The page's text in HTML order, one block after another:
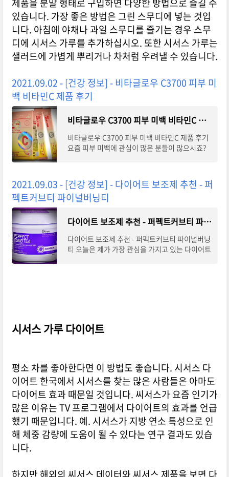
제품을 분말 형태로 구입하면 다양한 방법으로 즐길 수
있습니다. 가장 좋은 방법은 그린 스무디에 넣는 것입
니다. 아침에 야채나 과일 스무디를 즐기는 경우 스무
디에 시서스 가루를 추가하십시오. 또한 시서스 가루는
샐러드에 가볍게 뿌리거나 차처럼 우려낼 수 있습니다.
2021.09.02 - [건강 정보] - 비타글로우 C3700 피부 미
백 비타민C 제품 후기
비타글로우 C3700 피부 미백 비타민C 제품 후기
비타글로우 C3700 피부 미백 비타민C 제품 후기
요즘 피부 미백에 관심이 많은 분들이 많으시죠?
2021.09.03 - [건강 정보] - 다이어트 보조제 추천 - 퍼
펙트커브티 파이널버닝티
다이어트 보조제 추천 - 퍼펙트커브티 파이널버닝티
다이어트 보조제 추천 - 퍼펙트커브티 파이널버닝
티 오늘은 제가 가장 관심을 가지고 있는 다이어트
시서스 가루 다이어트
평소 차를 좋아한다면 이 방법도 좋습니다. 시서스 다
이어트 한국에서 시서스를 찾는 많은 사람들은 아마도
다이어트 효과 때문일 것입니다. 씨서스가 요즘 인기가
많은 이유는 TV 프로그램에서 다이어트의 효과를 언급
했기 때문입니다. 예. 시서스가 지방 연소 특성으로 인
해 체중 감량에 도움이 될 수 있다는 연구 결과도 있습
니다.